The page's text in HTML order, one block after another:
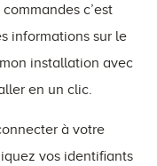
c’est
informations sur le
installation avec
en un clic.
à votre
vos identifiants